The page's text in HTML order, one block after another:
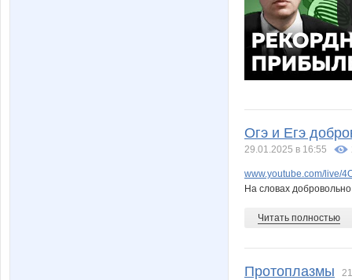
Огэ и Егэ
29.01.2025 в 16:55
www.youtube.com/live/
На словах
Читать полностью
Протоплазмы